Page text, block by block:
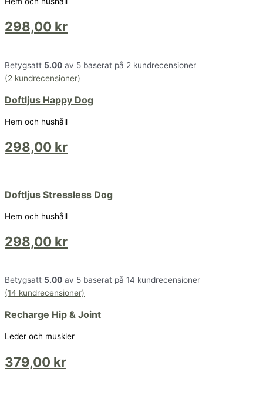
298,00 kr
Betygsatt 5.00 av 5 baserat på 2 kundrecensioner
(2 kundrecensioner)
Doftljus Happy Dog
Hem och hushåll
298,00 kr
Doftljus Stressless Dog
Hem och hushåll
298,00 kr
Betygsatt 5.00 av 5 baserat på 14 kundrecensioner
(14 kundrecensioner)
Recharge Hip & Joint
Leder och muskler
379,00 kr